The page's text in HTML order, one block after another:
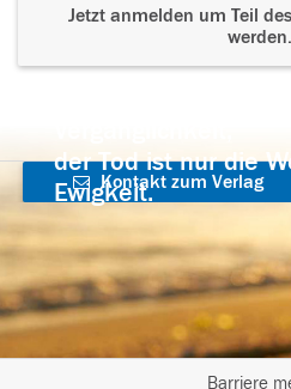
Jetzt anmelden um Teil
werden.
der Tod ist nur die
Ewigkeit.
Kontakt zum Verlag
aufnehmen
Barriere